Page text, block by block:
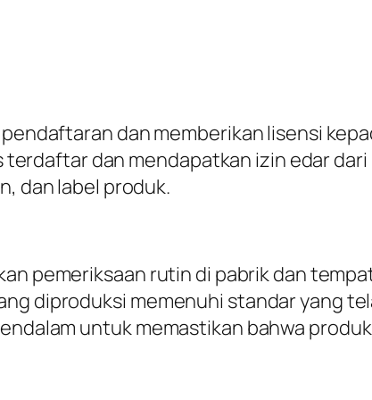
dan memberikan lisensi
dan mendapatkan izin edar
dan label produk.
pemeriksaan rutin di pabrik dan
diproduksi memenuhi standar yang
untuk memastikan bahwa